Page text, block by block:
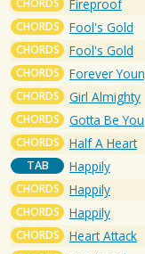
CHORDS Fireproof
CHORDS Fool's Gold
CHORDS Fool's Gold
CHORDS Forever
CHORDS Girl Almighty
CHORDS Gotta Be You
CHORDS Half A Heart
TAB Happily
CHORDS Happily
CHORDS Happily
CHORDS Heart Attack